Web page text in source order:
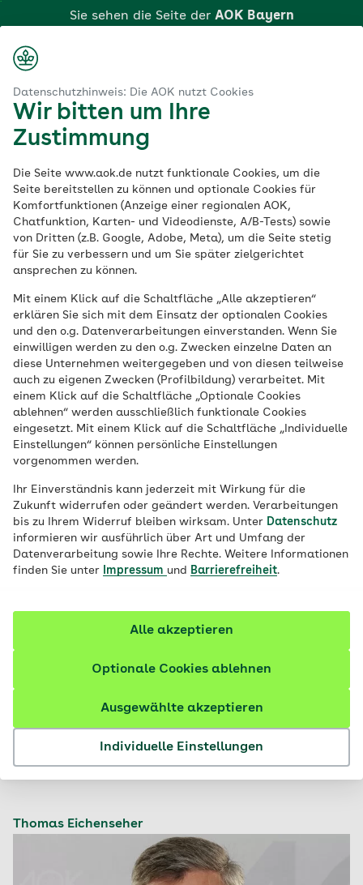
Datenschutzhinweis: Die AOK nutzt Cookies
Wir bitten um Ihre
Zustimmung
Die Seite www.aok.de nutzt funktionale Cookies, um die
Seite bereitstellen zu können und optionale Cookies für
Komfortfunktionen (Anzeige einer regionalen AOK,
Chatfunktion, Karten- und Videodienste, A/B-Tests) sowie
von Dritten (z.B. Google, Adobe, Meta), um die Seite stetig
für Sie zu verbessern und um Sie später zielgerichtet
ansprechen zu können.
Mit einem Klick auf die Schaltfläche „Alle akzeptieren“
erklären Sie sich mit dem Einsatz der optionalen Cookies
und den o.g. Datenverarbeitungen einverstanden. Wenn Sie
einwilligen werden zu den o.g. Zwecken einzelne Daten an
diese Unternehmen weitergegeben und von diesen teilweise
auch zu eigenen Zwecken (Profilbildung) verarbeitet. Mit
einem Klick auf die Schaltfläche „Optionale Cookies
ablehnen“ werden ausschließlich funktionale Cookies
eingesetzt. Mit einem Klick auf die Schaltfläche „Individuelle
Einstellungen“ können persönliche Einstellungen
vorgenommen werden.
Ihr Einverständnis kann jederzeit mit Wirkung für die
Zukunft widerrufen oder geändert werden. Verarbeitungen
bis zu Ihrem Widerruf bleiben wirksam. Unter Datenschutz
informieren wir ausführlich über Art und Umfang der
Datenverarbeitung sowie Ihre Rechte. Weitere Informationen
finden Sie unter
Impressum und Barrierefreiheit.
Individuelle Einstellungen
Ausgewählte akzeptieren
Optionale Cookies ablehnen
Alle akzeptieren
Hauptinhalt
springen
Sie sehen die Seite der AOK Bayern
AOK Amberg
Die Direktionsleitung der
AOK Amberg
erfahrenen Fachleuten aus der Region.
Volker Schödel
„Ich mache mich stark für die AOK, weil wir mit
unseren Leistungen eine sehr gute
Gesundheitsversorgung für unsere Versicherten
gewährleisten. Lassen Sie sich von unserem
maßgeschneiderten Service in unseren
Geschäftsstellen, am Telefon, per E-Mail und mit
digitalen Angeboten überzeugen.“
Thomas Eichenseher